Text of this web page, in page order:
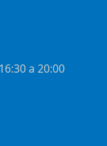
a 20:00